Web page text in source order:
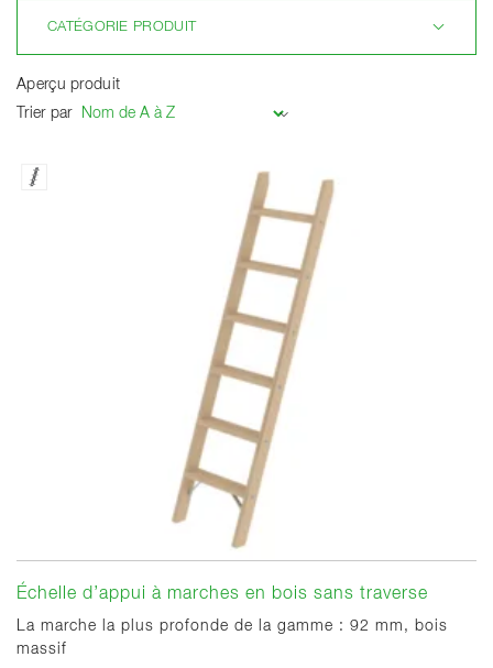
CATÉGORIE PRODUIT
Aperçu produit
Trier par
Échelle d’appui à marches en bois sans traverse
La marche la plus profonde de la gamme : 92 mm, bois
massif